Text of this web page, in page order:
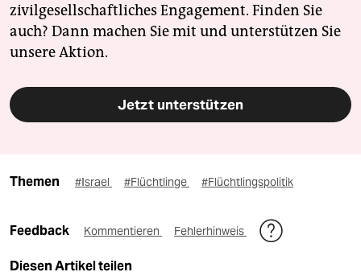
zivilgesellschaftliches Engagement. Finden Sie
auch? Dann machen Sie mit und unterstützen Sie
unsere Aktion.
Jetzt unterstützen
Themen #Israel #Flüchtlinge #Flüchtlingspolitik
Feedback Kommentieren Fehlerhinweis
Diesen Artikel teilen